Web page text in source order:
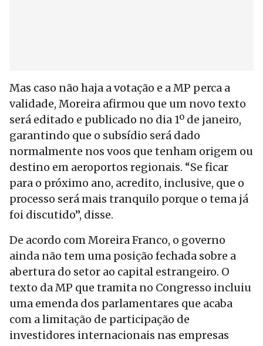
Mas caso não haja a votação e a MP perca a
validade, Moreira afirmou que um novo texto
será editado e publicado no dia 1º de janeiro,
garantindo que o subsídio será dado
normalmente nos voos que tenham origem ou
destino em aeroportos regionais. “Se ficar
para o próximo ano, acredito, inclusive, que o
processo será mais tranquilo porque o tema já
foi discutido”, disse.
De acordo com Moreira Franco, o governo
ainda não tem uma posição fechada sobre a
abertura do setor ao capital estrangeiro. O
texto da MP que tramita no Congresso incluiu
uma emenda dos parlamentares que acaba
com a limitação de participação de
investidores internacionais nas empresas